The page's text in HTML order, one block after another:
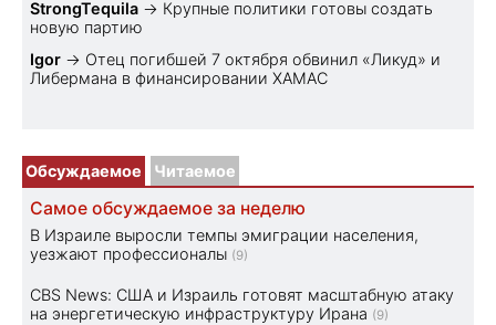
StrongTequila → Крупные политики готовы создать
новую партию
Igor → Отец погибшей 7 октября обвинил «Ликуд» и
Либермана в финансировании ХАМАС
Обсуждаемое Читаемое
Самое обсуждаемое за неделю
В Израиле выросли темпы эмиграции населения,
уезжают профессионалы (9)
CBS News: США и Израиль готовят масштабную атаку
на энергетическую инфраструктуру Ирана (9)